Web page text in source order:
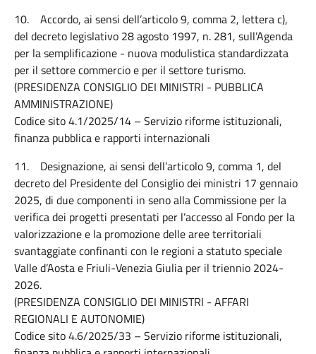
10. Accordo, ai sensi dell’articolo 9, comma 2, lettera c),
del decreto legislativo 28 agosto 1997, n. 281, sull’Agenda
per la semplificazione - nuova modulistica standardizzata
per il settore commercio e per il settore turismo.
(PRESIDENZA CONSIGLIO DEI MINISTRI - PUBBLICA
AMMINISTRAZIONE)
Codice sito 4.1/2025/14 – Servizio riforme istituzionali,
finanza pubblica e rapporti internazionali
11. Designazione, ai sensi dell’articolo 9, comma 1, del
decreto del Presidente del Consiglio dei ministri 17 gennaio
2025, di due componenti in seno alla Commissione per la
verifica dei progetti presentati per l’accesso al Fondo per la
valorizzazione e la promozione delle aree territoriali
svantaggiate confinanti con le regioni a statuto speciale
Valle d’Aosta e Friuli-Venezia Giulia per il triennio 2024-
2026.
(PRESIDENZA CONSIGLIO DEI MINISTRI - AFFARI
REGIONALI E AUTONOMIE)
Codice sito 4.6/2025/33 – Servizio riforme istituzionali,